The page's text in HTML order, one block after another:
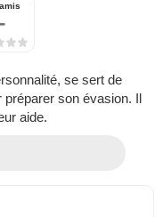
se sert de
préparer son évasion. Il
aide.